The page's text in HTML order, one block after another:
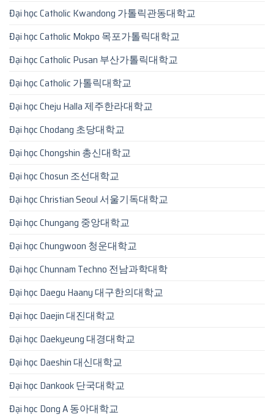
Đại học Catholic Kwandong 가톨릭관동대학교
Đại học Catholic Mokpo 목포가톨릭대학교
Đại học Catholic Pusan 부산가톨릭대학교
Đại học Catholic 가톨릭대학교
Đại học Cheju Halla 제주한라대학교
Đại học Chodang 초당대학교
Đại học Chongshin 총신대학교
Đại học Chosun 조선대학교
Đại học Christian Seoul 서울기독대학교
Đại học Chungang 중앙대학교
Đại học Chungwoon 청운대학교
Đại học Chunnam Techno 전남과학대학
Đại học Daegu Haany 대구한의대학교
Đại học Daejin 대진대학교
Đại học Daekyeung 대경대학교
Đại học Daeshin 대신대학교
Đại học Dankook 단국대학교
Đại học Dong A 동아대학교